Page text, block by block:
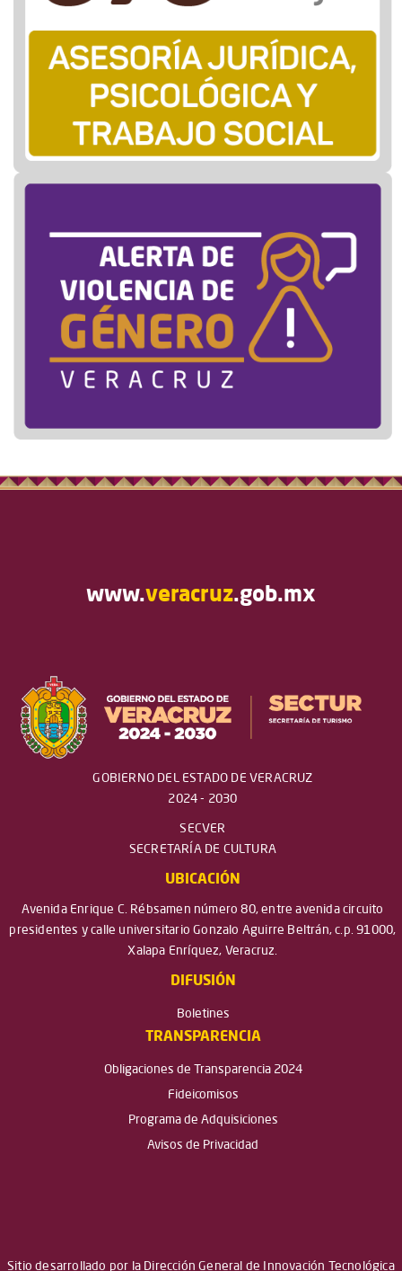
www.veracruz.gob.mx
GOBIERNO DEL ESTADO DE VERACRUZ
2024 - 2030
SECVER
SECRETARÍA DE CULTURA
UBICACIÓN
Avenida Enrique C. Rébsamen número 80, entre avenida circuito
presidentes y calle universitario Gonzalo Aguirre Beltrán, c.p. 91000,
Xalapa Enríquez, Veracruz.
DIFUSIÓN
Boletines
TRANSPARENCIA
Obligaciones de Transparencia 2024
Fideicomisos
Programa de Adquisiciones
Avisos de Privacidad
Sitio desarrollado por la Dirección General de Innovación Tecnológica